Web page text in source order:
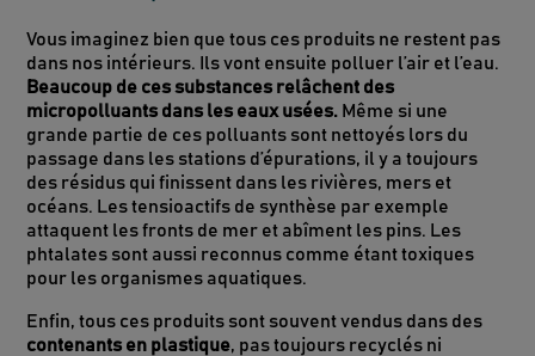
Vous imaginez bien que tous ces produits ne restent pas
dans nos intérieurs. Ils vont ensuite polluer l’air et l’eau.
Beaucoup de ces substances relâchent des
micropolluants dans les eaux usées. Même si une
grande partie de ces polluants sont nettoyés lors du
passage dans les stations d’épurations, il y a toujours
des résidus qui finissent dans les rivières, mers et
océans. Les tensioactifs de synthèse par exemple
attaquent les fronts de mer et abîment les pins. Les
phtalates sont aussi reconnus comme étant toxiques
pour les organismes aquatiques.
Enfin, tous ces produits sont souvent vendus dans des
contenants en plastique, pas toujours recyclés ni